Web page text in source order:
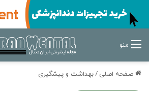
منو
صفحه اصلی /بهداشت و پیشگیری